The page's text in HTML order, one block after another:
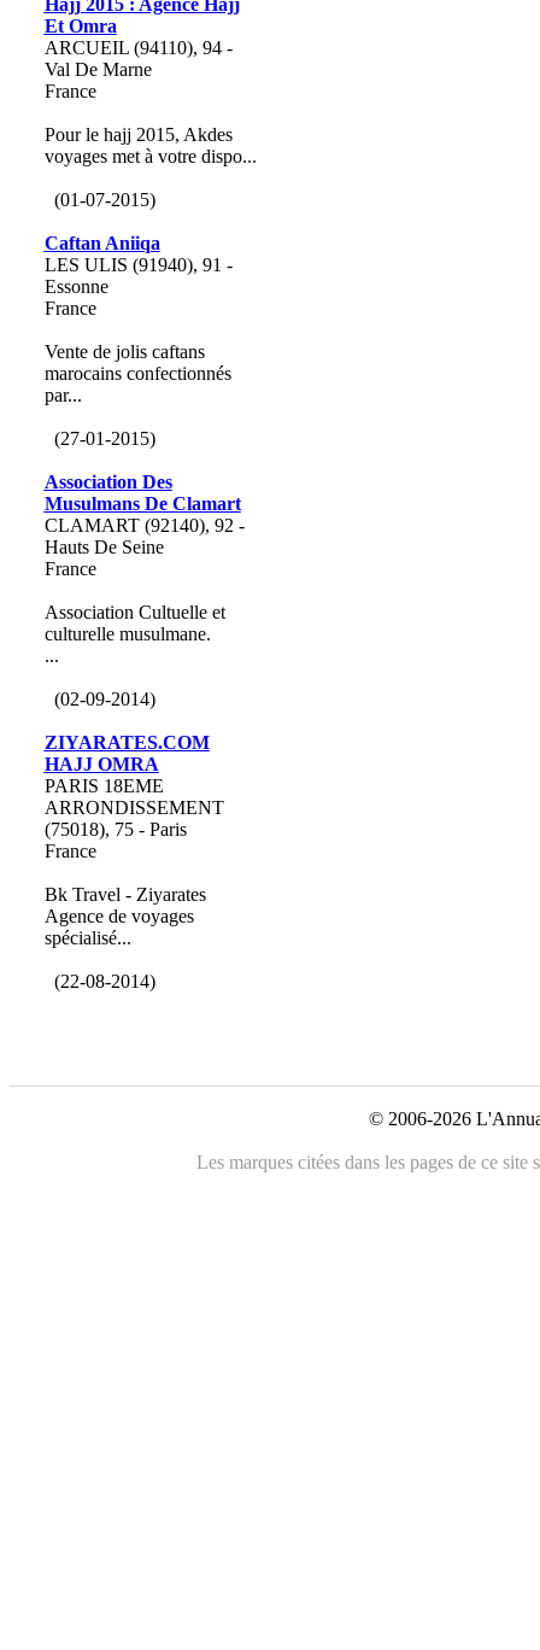
Hajj 2015 : Agence Hajj
Et Omra
ARCUEIL (94110), 94 -
Val De Marne
France
Pour le hajj 2015, Akdes
voyages met à votre dispo...
(01-07-2015)
Caftan Aniiqa
LES ULIS (91940), 91 -
Essonne
France
Vente de jolis caftans
marocains confectionnés
par...
(27-01-2015)
Association Des
Musulmans De Clamart
CLAMART (92140), 92 -
Hauts De Seine
France
Association Cultuelle et
culturelle musulmane.
...
(02-09-2014)
ZIYARATES.COM
HAJJ OMRA
PARIS 18EME
ARRONDISSEMENT
(75018), 75 - Paris
France
Bk Travel - Ziyarates
Agence de voyages
spécialisé...
(22-08-2014)
© 2006-2026
Les marques citées dans les pages de ce